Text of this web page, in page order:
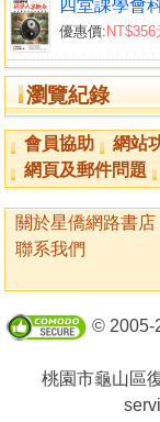
四堂課學會
優惠價: NT$356
瀏覽紀錄
1-3 合到完的八字
八字充電坊4：《
1-4 五行順生力量
八字充電坊5：《
1-5 五行相剋力量
八字充電坊6：《
第二單元：本命力
2-1 搞懂橋的生洩
2-1-1 橋的基本觀念
八字充電坊7：《
2-2 全陽全陰計算
2-2-1 全陽的五行
2-2-2 全陰的五行
八字充電坊8：《
會員協助 網站
網頁及郵件問題
關於星僑網路書店
聯系我們
© 2005-
桃園市龜山區